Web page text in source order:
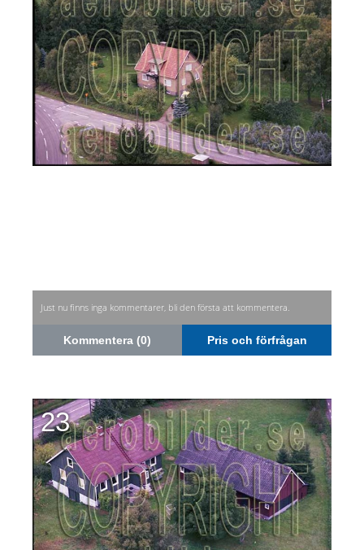
Just nu finns inga kommentarer, bli den första att kommentera.
Kommentera (0) Pris och förfrågan
23